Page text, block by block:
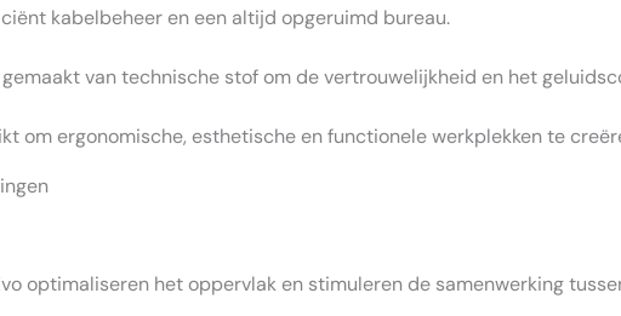
kabelbeheer en een altijd opgeruimd bureau.
van technische stof om de vertrouwelijkheid en het
om ergonomische, esthetische en functionele werkplekken te
optimaliseren het oppervlak en stimuleren de samenwerking